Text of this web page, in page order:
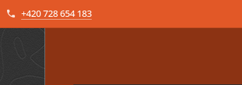
+420 728 654 183